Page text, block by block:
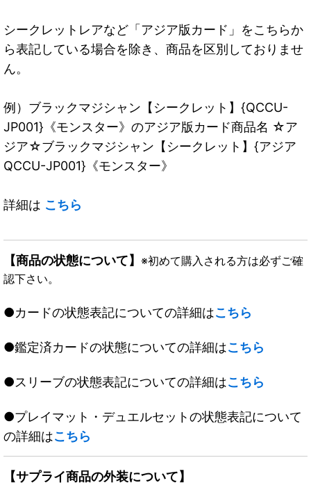
シークレットレアなど「アジア版カード」をこちらか
ら表記している場合を除き、商品を区別しておりませ
ん。
例）ブラックマジシャン【シークレット】{QCCU-
JP001}《モンスター》のアジア版カード商品名 ☆ア
ジア☆ブラックマジシャン【シークレット】{アジア
QCCU-JP001}《モンスター》
詳細は こちら
【商品の状態について】 ※初めて購入される方は必ずご確
認下さい。
●カードの状態表記についての詳細はこちら
●鑑定済カードの状態についての詳細はこちら
●スリーブの状態表記についての詳細はこちら
●プレイマット・デュエルセットの状態表記について
の詳細はこちら
【サプライ商品の外装について】